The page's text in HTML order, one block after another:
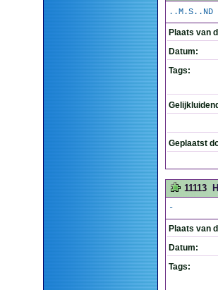
..M.S..ND
Plaats van
Datum:
Tags:
Geplaatst
11113
-
Plaats van
Datum:
Tags: